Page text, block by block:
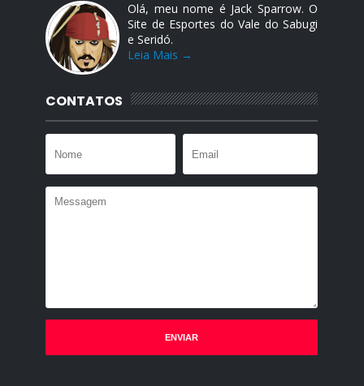
Olá, meu nome é Jack Sparrow. O
Site de Esportes do Vale do Sabugi
e Seridó.
Leia Mais →
CONTATOS